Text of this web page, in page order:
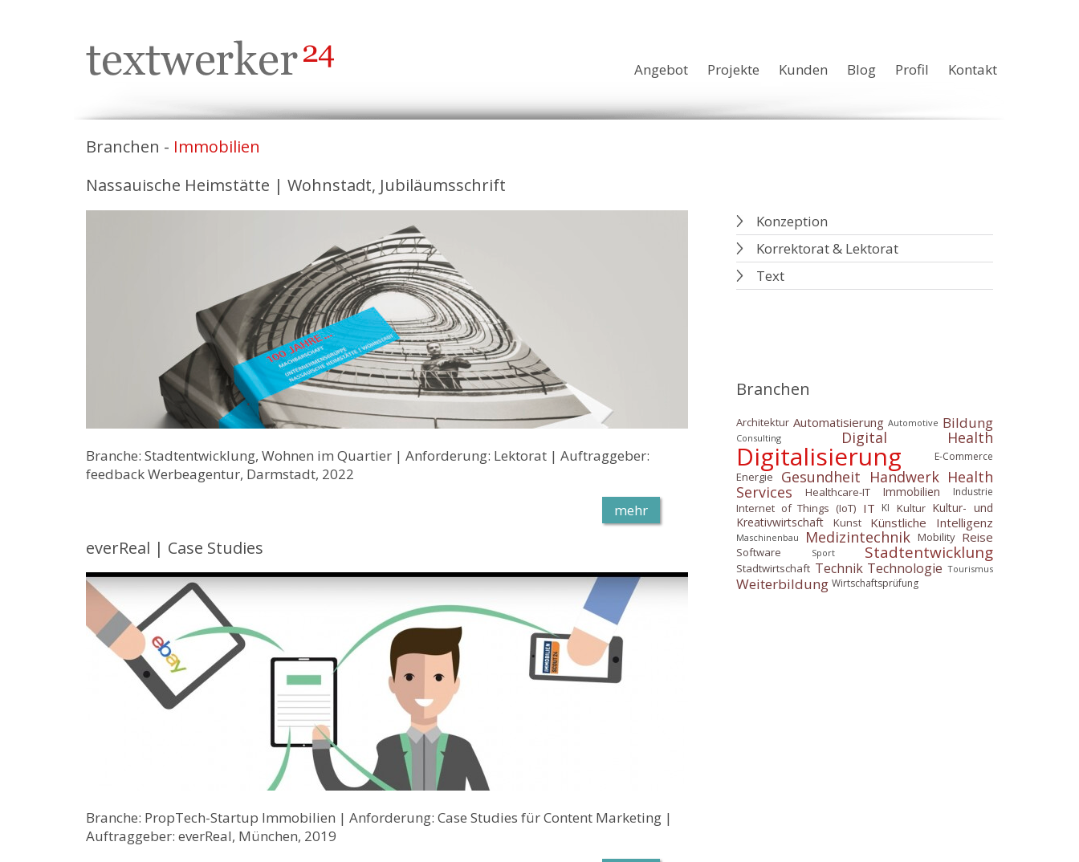
Angebot Projekte Kunden Blog Profil Kontakt
Branchen - Immobilien
Nassauische Heimstätte | Wohnstadt, Jubiläumsschrift
Branche: Stadtentwicklung, Wohnen im Quartier | Anforderung: Lektorat | Auftraggeber:
feedback Werbeagentur, Darmstadt, 2022
mehr
everReal | Case Studies
Branche: PropTech-Startup Immobilien | Anforderung: Case Studies für Content Marketing |
Auftraggeber: everReal, München, 2019
Konzeption
Korrektorat & Lektorat
Text
Branchen
Architektur Automatisierung Automotive Bildung
Consulting Digital Health
Digitalisierung E-Commerce
Energie Gesundheit Handwerk Health
Services
Healthcare-IT Immobilien Industrie
Internet of Things (IoT) IT KI Kultur Kultur- und
Kreativwirtschaft
Kunst Künstliche Intelligenz
Maschinenbau Medizintechnik Mobility Reise
Software Sport Stadtentwicklung
Stadtwirtschaft Technik Technologie Tourismus
Weiterbildung Wirtschaftsprüfung